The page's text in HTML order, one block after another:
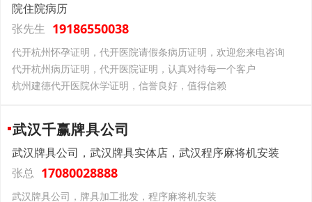
院住院病历
张先生 19186550038
代开杭州怀孕证明，代开医院请假条病历证明，欢迎您来电咨询
代开杭州病历证明，代开医院证明，认真对待每一个客户
杭州建德代开医院休学证明，信誉良好，值得信赖
武汉千赢牌具公司
武汉牌具公司，武汉牌具实体店，武汉程序麻将机安装
张总 17080028888
武汉牌具公司，牌具加工批发，程序麻将机安装